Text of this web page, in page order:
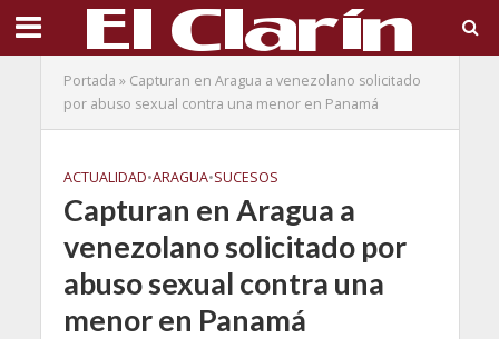
Portada » Capturan en Aragua a venezolano solicitado
por abuso sexual contra una menor en Panamá
ACTUALIDAD•ARAGUA•SUCESOS
Capturan en Aragua a
venezolano solicitado por
abuso sexual contra una
menor en Panamá